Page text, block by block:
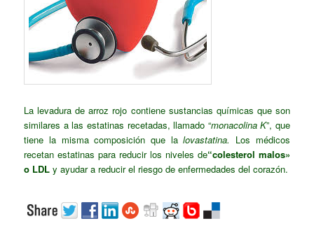
La levadura de arroz rojo contiene sustancias químicas que son
similares a las estatinas recetadas, llamado “monacolina K”, que
tiene la misma composición que lalovastatina. Los médicos
recetan estatinas para reducir los niveles de“colesterol malos»
o LDLy ayudar a reducir el riesgo de enfermedades del corazón.